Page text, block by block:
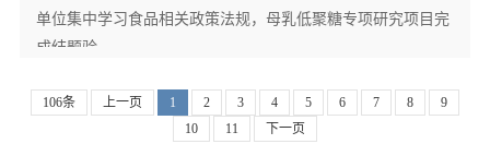
单位集中学习食品相关政策法规，母乳低聚糖专项研究项目完
成结题验...
106条 上一页 1 2 3 4 5 6 7 8
9
10
11 下一页